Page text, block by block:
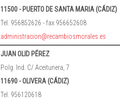
11500 - PUERTO DE SANTA MARIA (CÁDIZ)
Tel. 956852626 - fax 956652608
administracion@recambiosmorales.es
JUAN OLID PÉREZ
Polg. Ind. C/ Aceitunera, 7
11690 - OLIVERA (CÁDIZ)
Tel. 956120618